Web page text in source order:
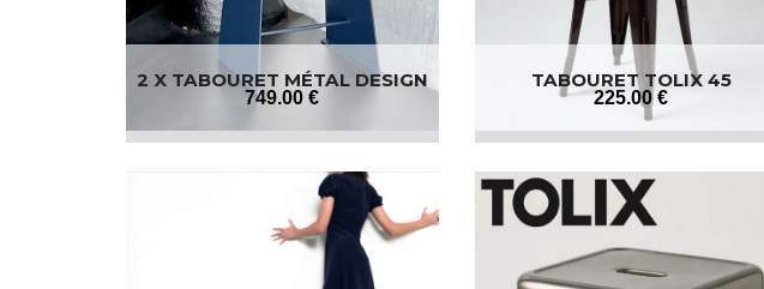
2 X TABOURET MÉTAL DESIGN
749.00 €
TABOURET TOLIX 45
225.00 €